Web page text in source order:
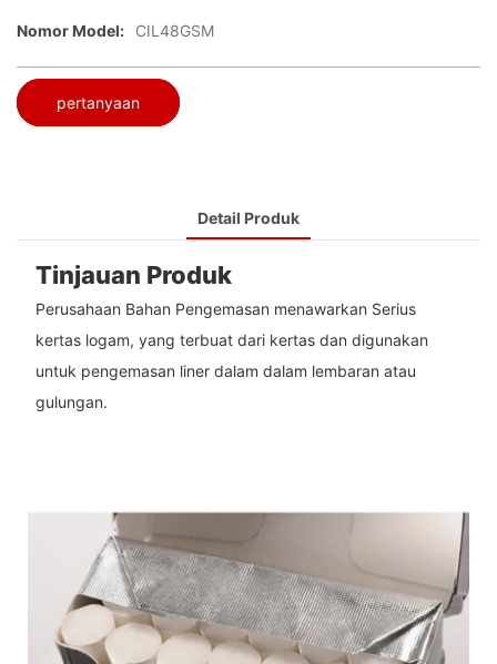
Nomor Model: CIL48GSM
pertanyaan
Detail Produk
Tinjauan Produk
Perusahaan Bahan Pengemasan menawarkan Serius
kertas logam, yang terbuat dari kertas dan digunakan
untuk pengemasan liner dalam dalam lembaran atau
gulungan.